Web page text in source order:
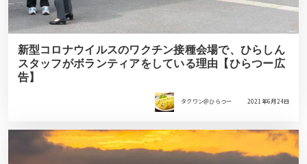
新型コロナウイルスのワクチン接種会場で、ひらしん
スタッフがボランティアをしている理由【ひらつー広
告】
タクワン＠ひらつー 2021年6月24日